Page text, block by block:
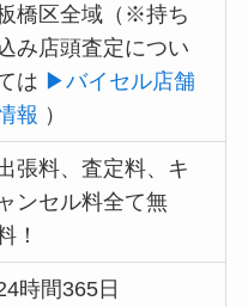
橋区全域（ ※持ち
み店頭査定につい
は ▶︎バイセル店舗
報 ）
張料、査定料、キ
ンセル料全て無
！
時間365日